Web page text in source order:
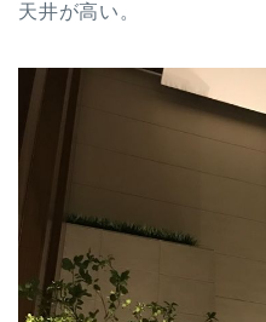
天井が高い。